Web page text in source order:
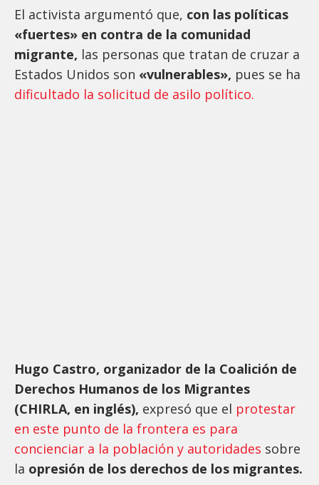
El activista argumentó que, con las políticas
«fuertes» en contra de la comunidad
migrante, las personas que tratan de cruzar a
Estados Unidos son «vulnerables», pues se ha
dificultado la solicitud de asilo político.
Hugo Castro, organizador de la Coalición de
Derechos Humanos de los Migrantes
(CHIRLA, en inglés), expresó que el protestar
en este punto de la frontera es para
concienciar a la población y autoridades sobre
la opresión de los derechos de los migrantes.